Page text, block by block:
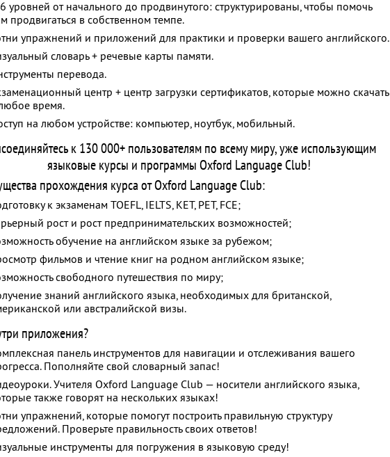
уровней от начального до продвинутого: структурированы, чтобы помочь
продвигаться в собственном темпе.
упражнений и приложений для практики и проверки вашего английского.
словарь + речевые карты памяти.
перевода.
центр + центр загрузки сертификатов, которые можно скачать
время.
на любом устройстве: компьютер, ноутбук, мобильный.
к 130 000+ пользователям по всему миру, уже использующим
языковые курсы и программы Oxford Language Club!
прохождения курса от Oxford Language Club:
к экзаменам TOEFL, IELTS, KET, PET, FCE;
рост и рост предпринимательских возможностей;
обучение на английском языке за рубежом;
фильмов и чтение книг на родном английском языке;
свободного путешествия по миру;
знаний английского языка, необходимых для британской,
или австралийской визы.
приложения?
панель инструментов для навигации и отслеживания вашего
Пополняйте свой словарный запас!
Учителя Oxford Language Club — носители английского языка,
также говорят на нескольких языках!
упражнений, которые помогут построить правильную структуру
Проверьте правильность своих ответов!
инструменты для погружения в языковую среду!